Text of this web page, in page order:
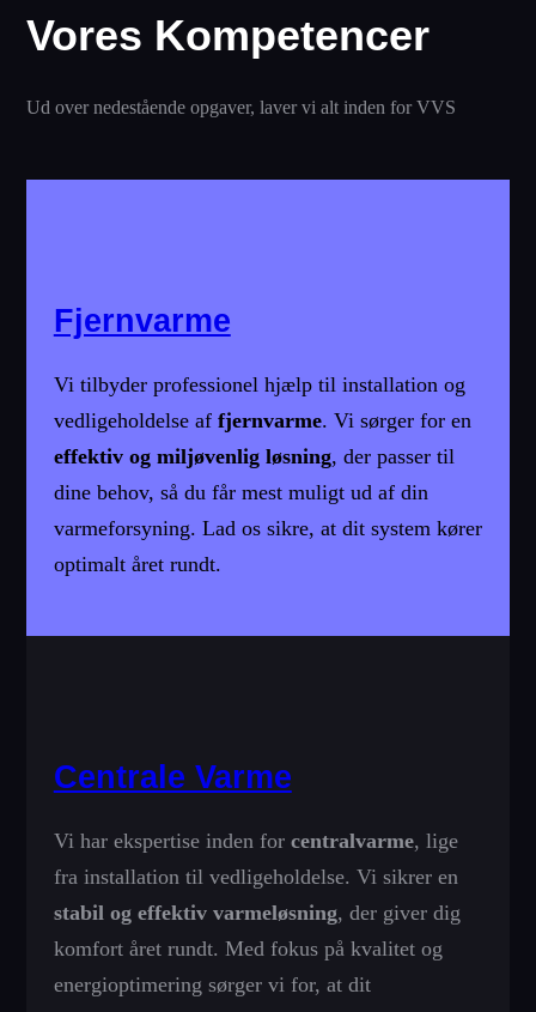
Vores Kompetencer
Ud over nedestående opgaver, laver vi alt inden for VVS
Fjernvarme
Vi tilbyder professionel hjælp til installation og
vedligeholdelse af fjernvarme. Vi sørger for en
effektiv og miljøvenlig løsning, der passer til
dine behov, så du får mest muligt ud af din
varmeforsyning. Lad os sikre, at dit system kører
optimalt året rundt.
Centrale Varme
Vi har ekspertise inden for centralvarme, lige
fra installation til vedligeholdelse. Vi sikrer en
stabil og effektiv varmeløsning, der giver dig
komfort året rundt. Med fokus på kvalitet og
energioptimering sørger vi for, at dit